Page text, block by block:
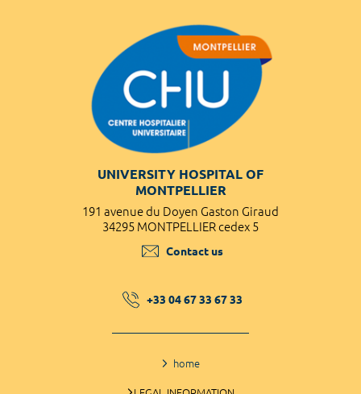
UNIVERSITY HOSPITAL OF
MONTPELLIER
191 avenue du Doyen Gaston Giraud
34295 MONTPELLIER cedex 5
Contact us
+33 04 67 33 67 33
home